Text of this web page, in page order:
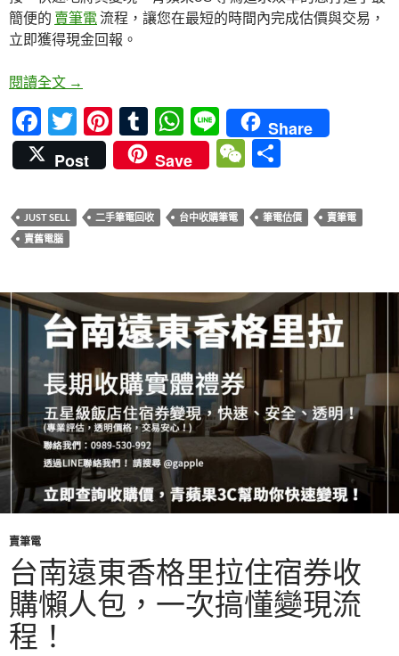
k
p
簡便的 賣筆電流程，讓您在最短的時間內完成估價與交易，
立即獲得現金回報。
閱讀全文 就在這賣筆電：Just Sell Your Laptop 簡易估價教學
→
F
ac
e
b
o
k
T
w
itt
er
Pi
nt
er
es
t
T
u
m
bl
r
W
h
at
s
A
p
Li
n
e
Share
Post
Save
W
C
JUST SELL 二手筆電回收 台中收購筆電 筆電估價
賣筆電
賣舊電腦
賣筆電
台南遠東香格里拉住宿券收
購懶人包，一次搞懂變現流
程！